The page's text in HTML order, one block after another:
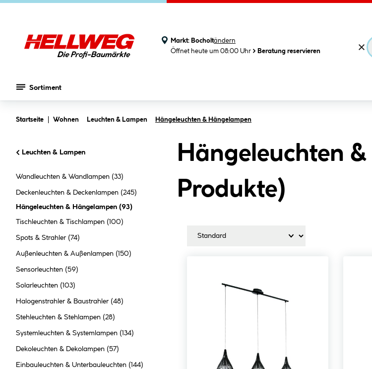
Markt: Bocholtändern
Öffnet heute um 08:00 Uhr
Beratung reservieren
Sortiment
Startseite Wohnen Leuchten & Lampen Hängeleuchten & Hängelampen
Leuchten & Lampen
Wandleuchten & Wandlampen (33)
Deckenleuchten & Deckenlampen (245)
Hängeleuchten & Hängelampen (93)
Tischleuchten & Tischlampen (100)
Spots & Strahler (74)
Außenleuchten & Außenlampen (150)
Sensorleuchten (59)
Solarleuchten (103)
Halogenstrahler & Baustrahler (48)
Stehleuchten & Stehlampen (28)
Systemleuchten & Systemlampen (134)
Dekoleuchten & Dekolampen (57)
Einbauleuchten & Unterbauleuchten (144)
Hängeleuchten
Produkte)